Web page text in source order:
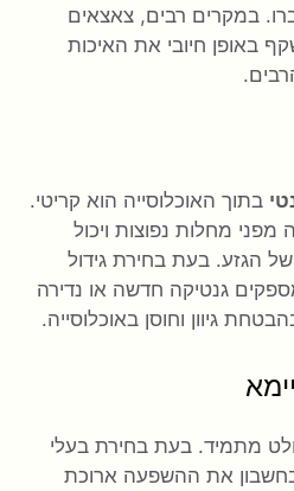
במקרים רבים, צאצאים
באופן חיובי את האיכות
בתוך האוכלוסייה הוא קריטי.
מפני מחלות נפוצות ויכול
הגזע. בעת בחירת גידול
גנטיקה חדשה או נדירה
גיוון וחוסן באוכלוסייה.
מתמיד. בעת בחירת בעלי
בחשבון את ההשפעה ארוכת